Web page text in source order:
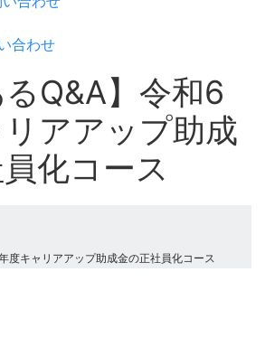
合わせ
るQ&A】令和6
アアップ助成
化コース
度キャリアアップ助成金の正社員化コース